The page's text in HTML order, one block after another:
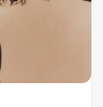
"Tecnología,
se siente." 🗓️
para lucir una piel